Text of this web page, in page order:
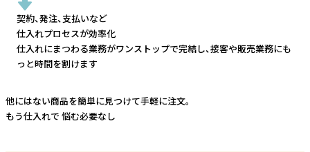
契約、発注、支払いなど
仕入れプロセスが効率化
仕入れにまつわる業務がワンストップで完結し、接客や販売業務にも
っと時間を割けます
他にはない商品を簡単に見つけて手軽に注文。
もう仕入れで 悩む必要なし